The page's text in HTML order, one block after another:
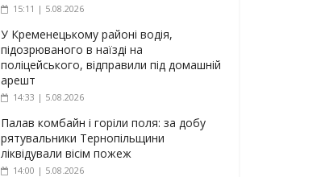
15:11 | 5.08.2026
У Кременецькому районі водія,
підозрюваного в наїзді на
поліцейського, відправили під домашній
арешт
14:33 | 5.08.2026
Палав комбайн і горіли поля: за добу
рятувальники Тернопільщини
ліквідували вісім пожеж
14:00 | 5.08.2026